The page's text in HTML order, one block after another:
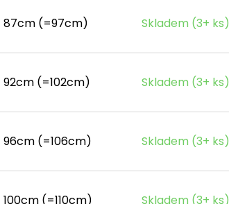
87cm (=97cm) Skladem (3+ ks)
92cm (=102cm) Skladem (3+ ks)
96cm (=106cm) Skladem (3+ ks)
100cm (=110cm) Skladem (3+ ks)